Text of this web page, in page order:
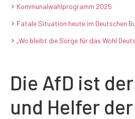
Kommunalwahlprogramm 2025
Fatale Situation heute im Deutschen
„Wo bleibt die Sorge für das Wohl
Die AfD ist
und Helfer